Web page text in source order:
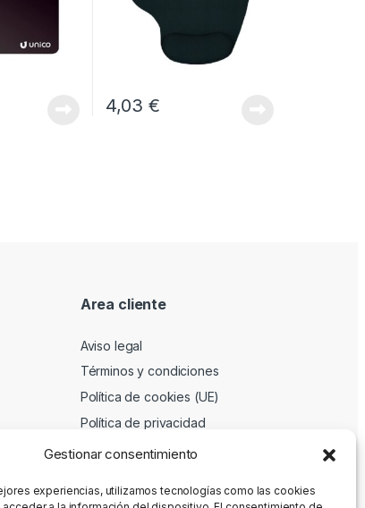
Gestionar consentimiento
experiencias, utilizamos tecnologías como las cookies
4,03 €
Area cliente
Aviso legal
Términos y condiciones
Política de cookies (UE)
Política de privacidad